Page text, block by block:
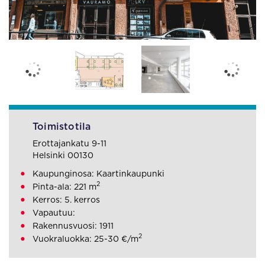
Toimistotila
Erottajankatu 9-11
Helsinki 00130
Kaupunginosa: Kaartinkaupunki
Pinta-ala: 221 m2
Kerros: 5. kerros
Vapautuu:
Rakennusvuosi: 1911
Vuokraluokka: 25-30 €/m2